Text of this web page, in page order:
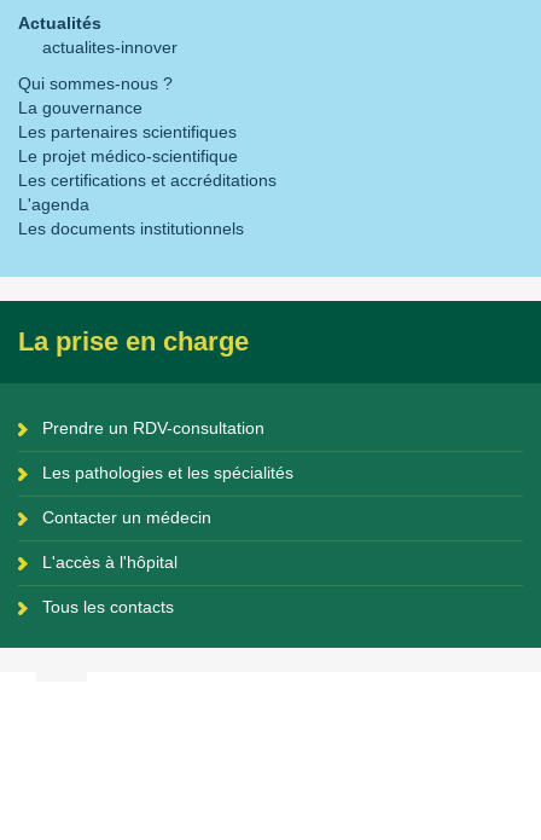
Actualités
actualites-innover
Qui sommes-nous ?
La gouvernance
Les partenaires scientifiques
Le projet médico-scientifique
Les certifications et accréditations
L'agenda
Les documents institutionnels
La prise en charge
Prendre un RDV-consultation
Les pathologies et les spécialités
Contacter un médecin
L'accès à l'hôpital
Tous les contacts